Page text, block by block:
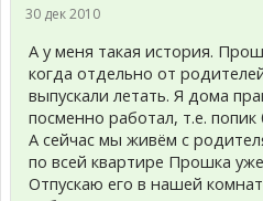
30 дек 2010
А у меня такая история.
когда отдельно от
выпускали летать. Я дома
посменно работал, т.е.
А сейчас мы живём с
по всей квартире Прошка
Отпускаю его в нашей